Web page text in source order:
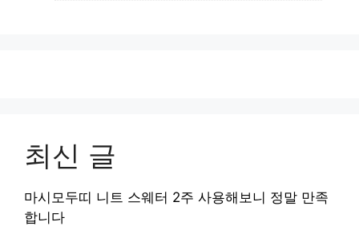
최신 글
마시모두띠 니트 스웨터 2주 사용해보니 정말 만족
합니다